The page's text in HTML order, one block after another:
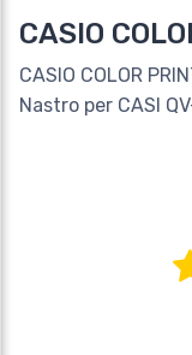
CASIO
CASIO COLOR
Nastro per CASI